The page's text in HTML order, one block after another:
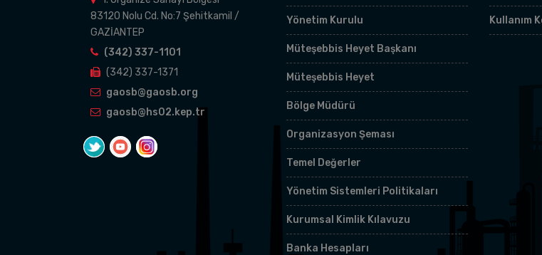
83120 Nolu Cd. No:7 Şehitkamil /
GAZİANTEP
(342) 337-1101
(342) 337-1371
gaosb@gaosb.org
gaosb@hs02.kep.tr
Yönetim Kurulu
Müteşebbis Heyet Başkanı
Müteşebbis Heyet
Bölge Müdürü
Organizasyon Şeması
Temel Değerler
Yönetim Sistemleri Politikaları
Kurumsal Kimlik Kılavuzu
Banka Hesapları
Kullanım